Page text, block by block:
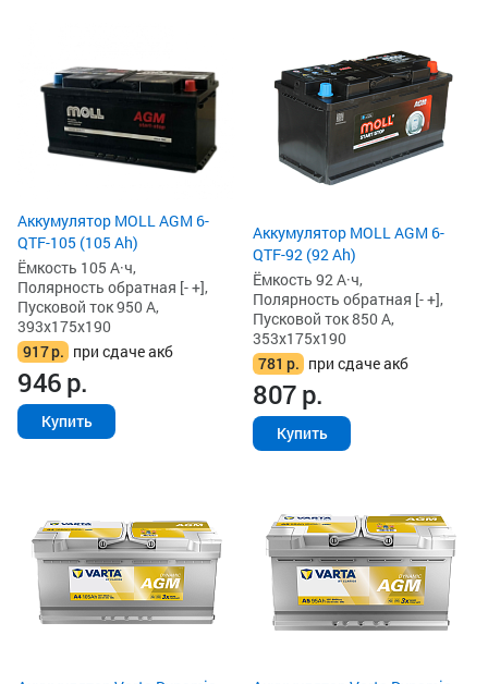
Аккумулятор MOLL AGM 6-
QTF-105 (105 Ah)
Ёмкость 105 А·ч,
Полярность обратная [- +],
Пусковой ток 950 А,
393x175x190
917р. при сдаче акб
946р.
Купить
Аккумулятор MOLL AGM 6-
QTF-92 (92 Ah)
Ёмкость 92 А·ч,
Полярность обратная [- +],
Пусковой ток 850 А,
353x175x190
781 р. при сдаче акб
807р.
Купить